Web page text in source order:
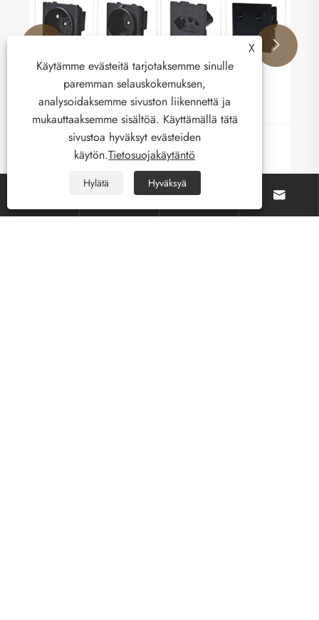
Kaukosäätimen vastaanottimen esittely
Katso lisää >>

 
X
Käytämme evästeitä tarjotaksemme sinulle
paremman selauskokemuksen,
analysoidaksemme sivuston liikennettä ja
mukauttaaksemme sisältöä. Käyttämällä tätä
sivustoa hyväksyt evästeiden
käytön.Tietosuojakäytäntö
Hylätä Hyväksyä